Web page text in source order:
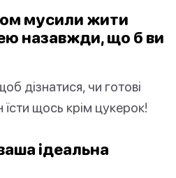
мусили жити
назавжди, що б ви
дізнатися, чи готові
їсти щось крім цукерок!
ідеальна